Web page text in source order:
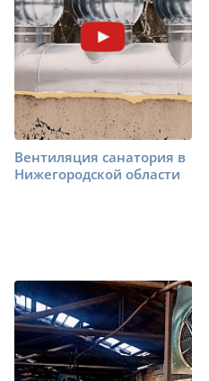
Вентиляция санатория в
Нижегородской области